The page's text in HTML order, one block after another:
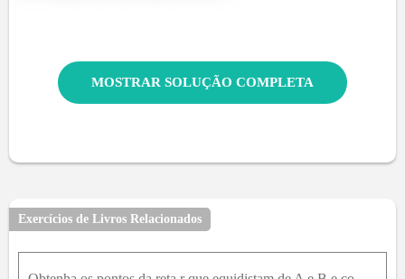
MOSTRAR SOLUÇÃO COMPLETA
Exercícios de Livros Relacionados